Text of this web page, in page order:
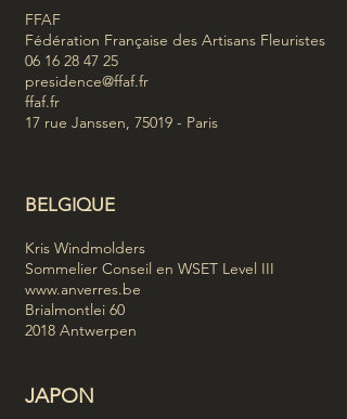
FFAF
Fédération Française des Artisans Fleuristes
06 16 28 47 25
presidence@ffaf.fr
ffaf.fr
17 rue Janssen, 75019 - Paris
BELGIQUE
Kris Windmolders
Sommelier Conseil en WSET Level III
www.anverres.be
Brialmontlei 60
2018 Antwerpen
JAPON